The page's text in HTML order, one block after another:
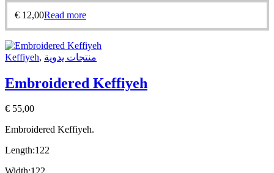
€ 12,00Read more
Keffiyeh, منتجات يدوية
Embroidered Keffiyeh
€ 55,00
Embroidered Keffiyeh.
Length:122